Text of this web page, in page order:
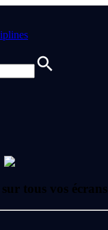
tous vos écrans